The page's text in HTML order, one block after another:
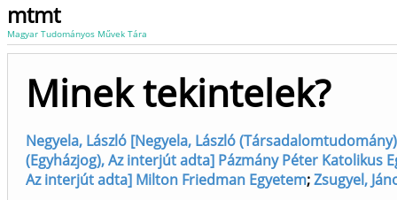
mtmt
Magyar Tudományos Művek Tára
Minek tekintelek?
Negyela, László [Negyela, László
(Egyházjog), Az interjút adta] Pázmány Péter Katolikus
Az interjút adta] Milton Friedman Egyetem;Zsugyel,